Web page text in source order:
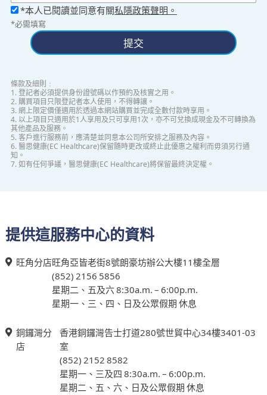
*本人已閱讀並同意有關私隱政策聲明。
*必需填寫
提交
條款及細則﹕
1. 登記者必須提供身份證號碼以作預約及核實之用。
2. 購買項目只限登記者本人使用，不得轉讓。
3. 網上限定價僅適用於透過本網站購買並完成全數付款時享用。
4. 以上項目只適用於1人享用及只可享用1次，亦不可兌換成現金及不可轉換為
其他產品及服務。
5. 客戶進行服務前，應清楚並同意本公司所安排之服務及內容。
6. 醫思健康(EC Healthcare)保留隨時更改或終止此優惠之權利而毋須另行通
知。
7. 如有任何爭議，醫思健康(EC Healthcare)將保留最終決定權。
提供這服務中心的資料
旺角分店旺角亞皆老街8號朗豪坊辦公大樓11樓全層
(852) 2156 5856
星期二、五及六 8:30a.m. – 6:00p.m.
星期一、三、四、日及公眾假期 休息
銅鑼灣分
店
香港銅鑼灣告士打道280號世貿中心34樓3401-03
室
(852) 2152 8582
星期一、三及四 8:30a.m. – 6:00p.m.
星期二、五、六、日及公眾假期 休息